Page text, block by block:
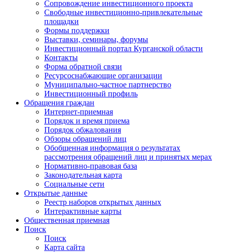
Сопровождение инвестиционного проекта
Свободные инвестиционно-привлекательные
площадки
Формы поддержки
Выставки, семинары, форумы
Инвестиционный портал Курганской области
Контакты
Форма обратной связи
Ресурсоснабжающие организации
Муниципально-частное партнерство
Инвестиционный профиль
Обращения граждан
Интернет-приемная
Порядок и время приема
Порядок обжалования
Обзоры обращений лиц
Обобщенная информация о результатах
рассмотрения обращений лиц и принятых мерах
Нормативно-правовая база
Законодательная карта
Социальные сети
Открытые данные
Реестр наборов открытых данных
Интерактивные карты
Общественная приемная
Поиск
Поиск
Карта сайта